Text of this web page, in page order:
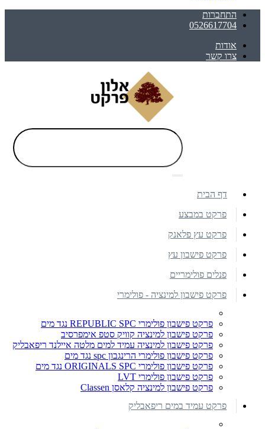
התחברות
0526617704
אודות
צרו קשר
דף הבית
פרקט במבצע
פרקט עץ פלאנק
פרקט פישבון עץ
פנלים פולימריים
פרקט פישבון למינציה - פולימרי
פרקט פישבון פולימרי REPUBLIC SPC נגד מים
פרקט פישבון למינציה קוויק סטפ אימפרסיב
פרקט פישבון למינציה עמיד למים מלטה איילנד ריפאבליק
פרקט פישבון פולימרי הרינגבון spc נגד מים
פרקט פישבון פולימרי ORIGINALS SPC נגד מים
פרקט פישבון פולימרי LVT
פרקט פישבון למינציה קלאסן Classen
פרקט עמיד במים ריפאבליק